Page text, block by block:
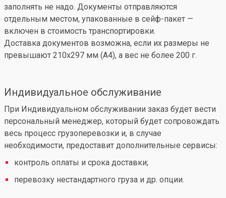
заполнять не надо. Документы отправляются
отдельным местом, упакованные в сейф-пакет —
включен в стоимость транспортировки.
Доставка документов возможна, если их размеры не
превышают 210x297 мм (А4), а вес не более 200 г.
Индивидуальное обслуживание
При Индивидуальном обслуживании заказ будет вести
персональный менеджер, который будет сопровождать
весь процесс грузоперевозки и, в случае
необходимости, предоставит дополнительные сервисы:
контроль оплаты и срока доставки;
перевозку нестандартного груза и др. опции.